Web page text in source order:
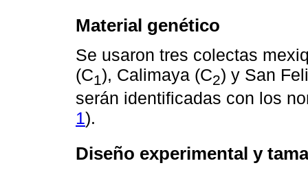
Material genético
Se usaron tres colectas
(C1), Calimaya (C2) y San
serán identificadas con los
1).
Diseño experimental y